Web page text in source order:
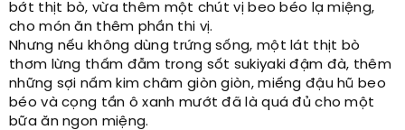
bớt thịt bò, vừa thêm một chút vị beo béo lạ miệng,
cho món ăn thêm phần thi vị.
Nhưng nếu không dùng trứng sống, một lát thịt bò
thơm lừng thấm đẫm trong sốt sukiyaki đậm đà, thêm
những sợi nấm kim châm giòn giòn, miếng đậu hũ beo
béo và cọng tần ô xanh mướt đã là quá đủ cho một
bữa ăn ngon miệng.